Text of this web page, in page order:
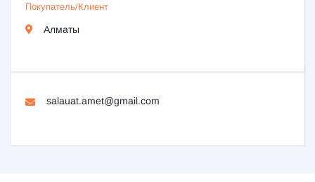
Покупатель/Клиент
Алматы
salauat.amet@gmail.com